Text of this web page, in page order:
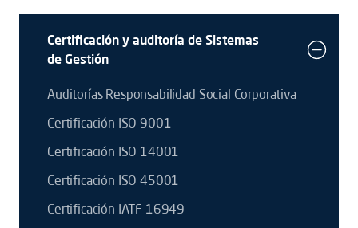
Certificación y auditoría de Sistemas
de Gestión
Auditorías Responsabilidad Social Corporativa
Certificación ISO 9001
Certificación ISO 14001
Certificación ISO 45001
Certificación IATF 16949